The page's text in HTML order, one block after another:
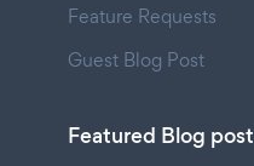
Feature Requests
Guest Blog Post
Featured Blog post